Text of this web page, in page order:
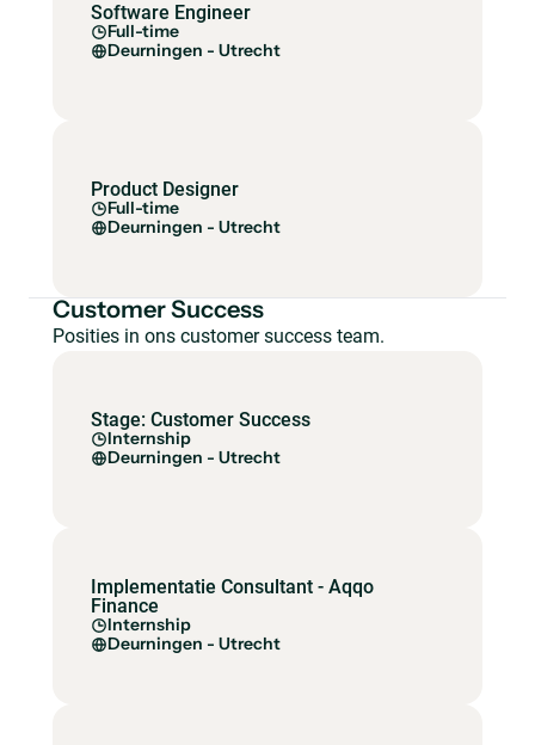
Software Engineer
Full-time
Deurningen - Utrecht
Product Designer
Full-time
Deurningen - Utrecht
Customer Success
Posities in ons customer success team.
Stage: Customer Success
Internship
Deurningen - Utrecht
Implementatie Consultant - Aqqo
Finance
Internship
Deurningen - Utrecht